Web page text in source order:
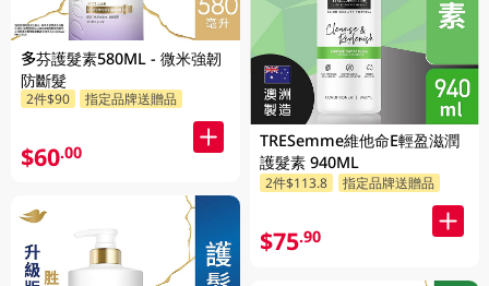
多芬護髮素580ML - 微米強韌
防斷髮
2件$90 指定品牌送贈品
$60.00
TRESemme維他命E輕盈滋潤
護髮素 940ML
2件$113.8 指定品牌送贈品
$75.90